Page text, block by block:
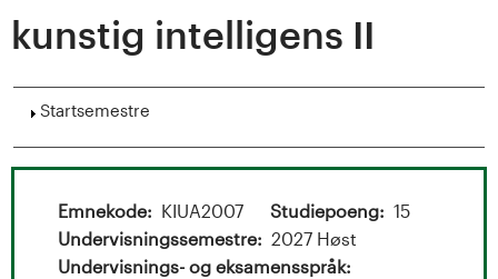
e
k
t
kunstig intelligens II
Vis
Startsemestre
Emnekode KIUA2007 Studiepoeng
15
Undervisningssemestre
2027 Høst
Undervisnings- og eksamensspråk